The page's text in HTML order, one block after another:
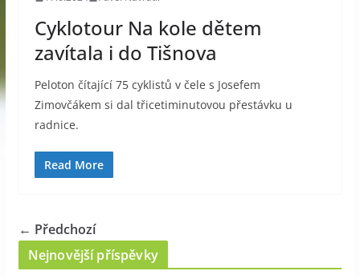
Cyklotour Na kole dětem
zavítala i do Tišnova
Peloton čítající 75 cyklistů v čele s Josefem
Zimovčákem si dal třicetiminutovou přestávku u
radnice.
Read More
← Předchozí
Nejnovější příspěvky